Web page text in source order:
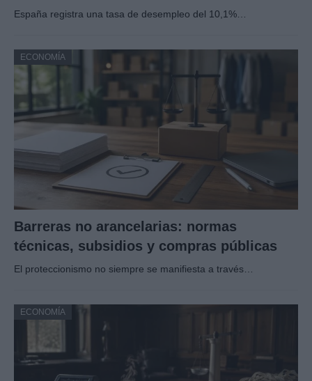
España registra una tasa de desempleo del 10,1%…
ECONOMÍA
Barreras no arancelarias: normas
técnicas, subsidios y compras públicas
El proteccionismo no siempre se manifiesta a través…
ECONOMÍA